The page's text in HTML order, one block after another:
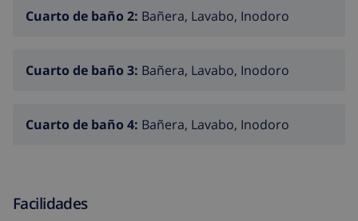
Características / servicios
Cuarto de baño 2: Bañera, Lavabo, Inodoro
Cuarto de baño 3: Bañera, Lavabo, Inodoro
Cuarto de baño 4: Bañera, Lavabo, Inodoro
Facilidades